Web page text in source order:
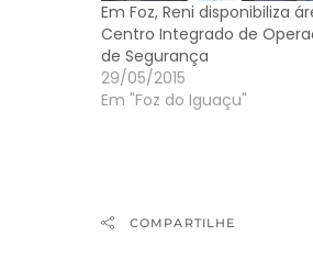
Em Foz, Reni disponibiliza
Centro Integrado de
de Segurança
29/05/2015
Em "Foz do Iguaçu"
COMPARTILHE